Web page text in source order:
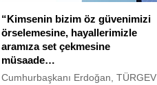
“Kimsenin bizim öz güvenimizi
örselemesine, hayallerimizle
aramıza set çekmesine
müsaade…
Cumhurbaşkanı Erdoğan, TÜRGEV